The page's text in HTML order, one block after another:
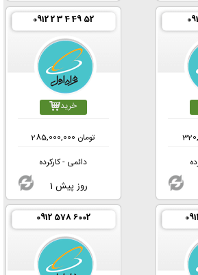
0912 2 3 4 49 52
خرید
285,000,000 تومان
دائمی - کارکرده
1 روز پیش
0912 578 6002